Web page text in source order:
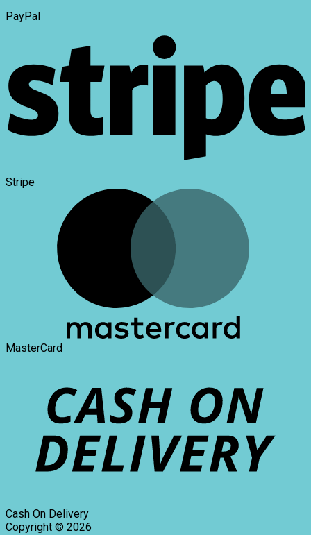
PayPal
Stripe
MasterCard
Cash On Delivery
Copyright © 2026